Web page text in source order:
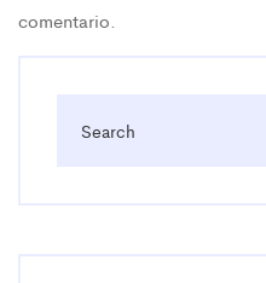
comentario.